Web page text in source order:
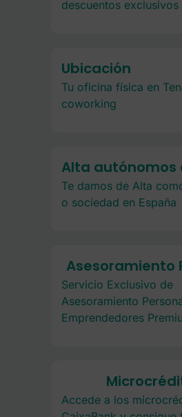
descuentos exclusivos
Ubicación
Tu oficina física en
coworking
Alta autónomos
Te damos de Alta
o sociedad en España
Asesoramiento
Servicio Exclusivo de
Asesoramiento
Emprendedores
Accede a los